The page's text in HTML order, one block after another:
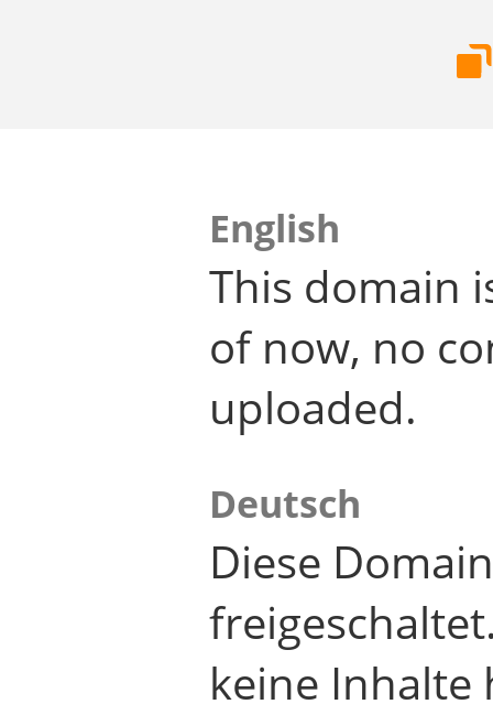
English
This domain
of now, no
uploaded.
Deutsch
Diese
keine Inhalte